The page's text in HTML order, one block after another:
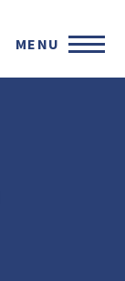
MENU